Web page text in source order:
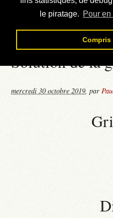
le piratage. Pour
Compris
Téléchargement
Contact
Solution de la
mercredi 30 octobre 2019,par